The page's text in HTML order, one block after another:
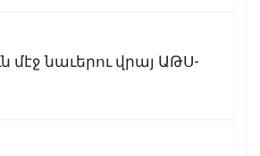
մէջ նաւերու վրայ ԱԹՍ-